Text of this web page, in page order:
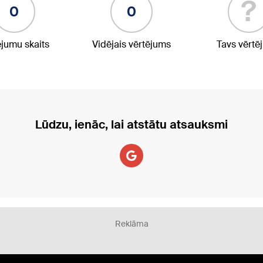
0
skaits
0
Vidējais vērtējums
?
Tavs
Lūdzu, ienāc, lai atstātu atsauksmi
Reklāma